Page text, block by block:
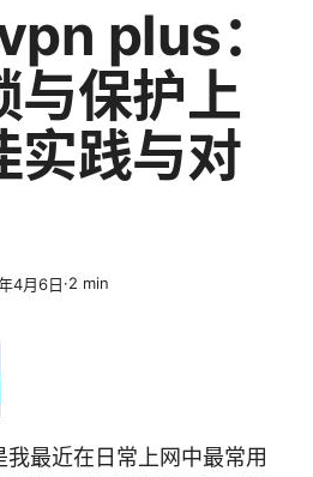
plus：
与保护上
实践与对
4月6日·2 min
最近在日常上网中最常用